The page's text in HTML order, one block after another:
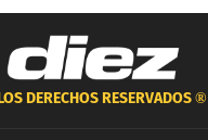
DERECHOS RESERVADOS ®